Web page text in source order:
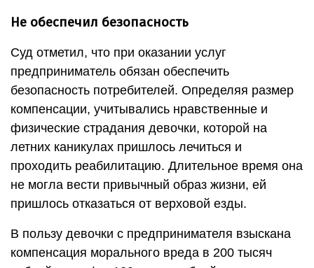
Не обеспечил безопасность
Суд отметил, что при оказании услуг
предприниматель обязан обеспечить
безопасность потребителей. Определяя размер
компенсации, учитывались нравственные и
физические страдания девочки, которой на
летних каникулах пришлось лечиться и
проходить реабилитацию. Длительное время она
не могла вести привычный образ жизни, ей
пришлось отказаться от верховой езды.
В пользу девочки с предпринимателя взыскана
компенсация морального вреда в 200 тысяч